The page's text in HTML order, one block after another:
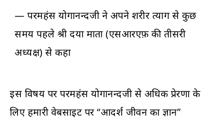
— परमहंस योगानन्दजी ने अपने शरीर त्याग से कुछ
समय पहले श्री दया माता (एसआरएफ़ की तीसरी
अध्यक्ष) से कहा
इस विषय पर परमहंस योगानन्दजी से अधिक प्रेरणा के
लिए हमारी वेबसाइट पर “आदर्श जीवन का ज्ञान”